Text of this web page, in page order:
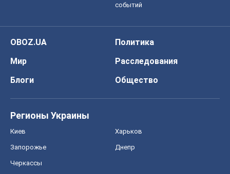
событий
OBOZ.UA
Политика
Мир
Расследования
Блоги
Общество
Регионы Украины
Киев Харьков
Запорожье Днепр
Черкассы